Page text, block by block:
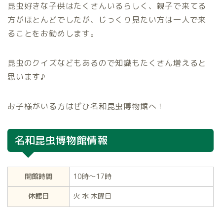
昆虫好きな子供はたくさんいるらしく、親子で来てる
方がほとんどでしたが、じっくり見たい方は一人で来
ることをお勧めします。
昆虫のクイズなどもあるので知識もたくさん増えると
思います♪
お子様がいる方はぜひ名和昆虫博物館へ！
名和昆虫博物館情報
開館時間
10時～17時
休館日
火 水 木曜日